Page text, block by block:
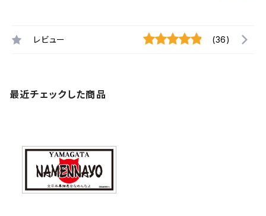
レビュー (36)
最近チェックした商品